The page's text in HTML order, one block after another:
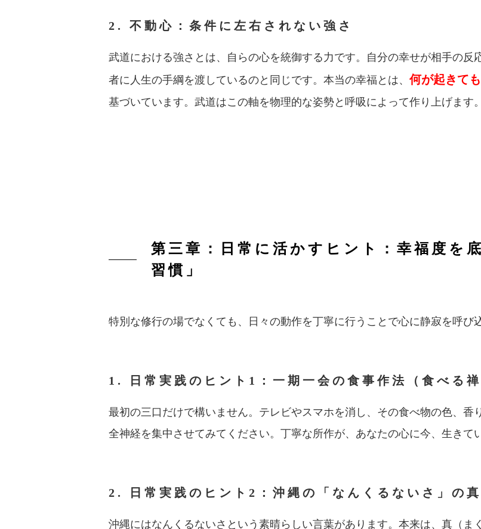
2. 不動心：条件に左右されない強さ
武道における強さとは、自らの心を統御する力です。自分の幸せが相手の
者に人生の手綱を渡しているのと同じです。本当の幸福とは、何が起きて
基づいています。武道はこの軸を物理的な姿勢と呼吸によって作り上げます。
第三章：日常に活かすヒント：幸福度を
習慣」
特別な修行の場でなくても、日々の動作を丁寧に行うことで心に静寂を呼び
1. 日常実践のヒント1：一期一会の食事作法（食べる禅
最初の三口だけで構いません。テレビやスマホを消し、その食べ物の色、香
全神経を集中させてみてください。丁寧な所作が、あなたの心に今、生きて
2. 日常実践のヒント2：沖縄の「なんくるないさ」の
沖縄にはなんくるないさという素晴らしい言葉があります。本来は、真（ま